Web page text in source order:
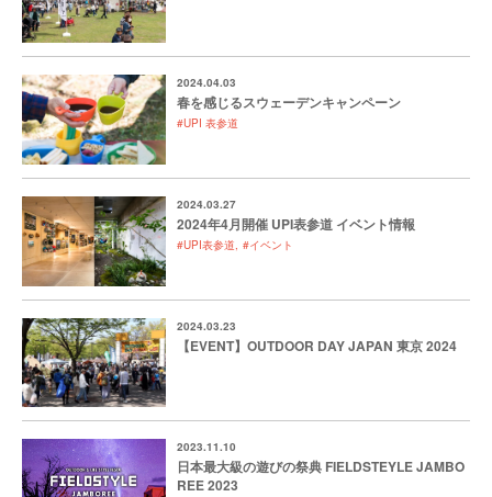
2024.04.03
春を感じるスウェーデンキャンペーン
#UPI 表参道
2024.03.27
2024年4月開催 UPI表参道 イベント情報
#UPI表参道 #イベント
2024.03.23
【EVENT】OUTDOOR DAY JAPAN 東京 2024
2023.11.10
日本最大級の遊びの祭典 FIELDSTEYLE JAMBO
REE 2023